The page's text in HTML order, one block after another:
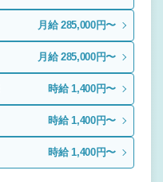
月給 285,000円〜
月給 285,000円〜
時給 1,400円〜
時給 1,400円〜
時給 1,400円〜